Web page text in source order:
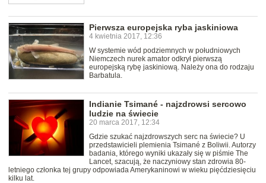
Pierwsza europejska ryba jaskiniowa
4 kwietnia 2017, 12:36
W systemie wód podziemnych w południowych
Niemczech nurek amator odkrył pierwszą
europejską rybę jaskiniową. Należy ona do rodzaju
Barbatula.
Indianie Tsimané - najzdrowsi sercowo
ludzie na świecie
20 marca 2017, 12:34
Gdzie szukać najzdrowszych serc na świecie? U
przedstawicieli plemienia Tsimané z Boliwii. Autorzy
badania, którego wyniki ukazały się w piśmie The
Lancet, szacują, że naczyniowy stan zdrowia 80-
letniego członka tej grupy odpowiada Amerykaninowi w wieku pięćdziesięciu
kilku lat.